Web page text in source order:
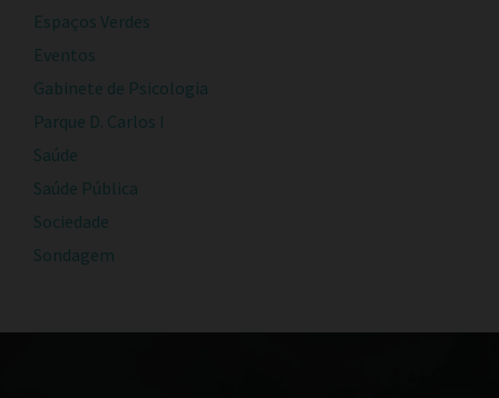
Espaços Verdes
Eventos
Gabinete de Psicologia
Parque D. Carlos I
Saúde
Saúde Pública
Sociedade
Sondagem